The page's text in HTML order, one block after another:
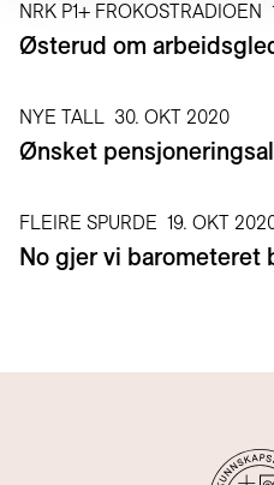
NRK P1+ FROKOSTRADIOEN
Østerud om
NYE TALL 30. OKT 2020
Ønsket
FLEIRE SPURDE 19. OKT
No gjer vi barometeret